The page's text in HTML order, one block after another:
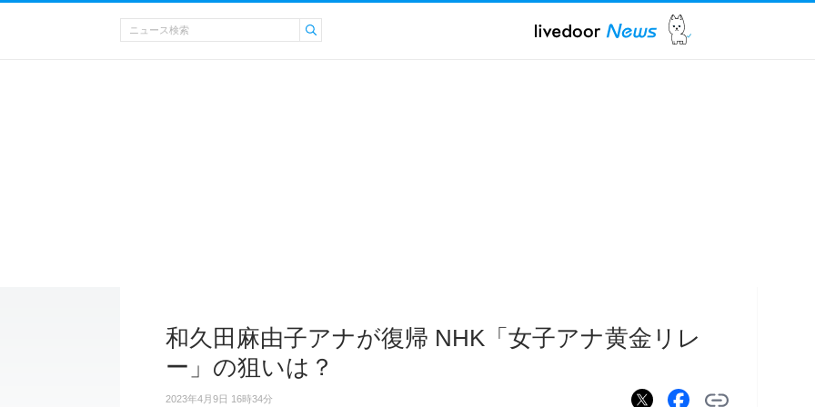
和久田麻由子アナが復帰 NHK「女子アナ黄金リレ
ー」の狙いは？
2023年4月9日 16時34分